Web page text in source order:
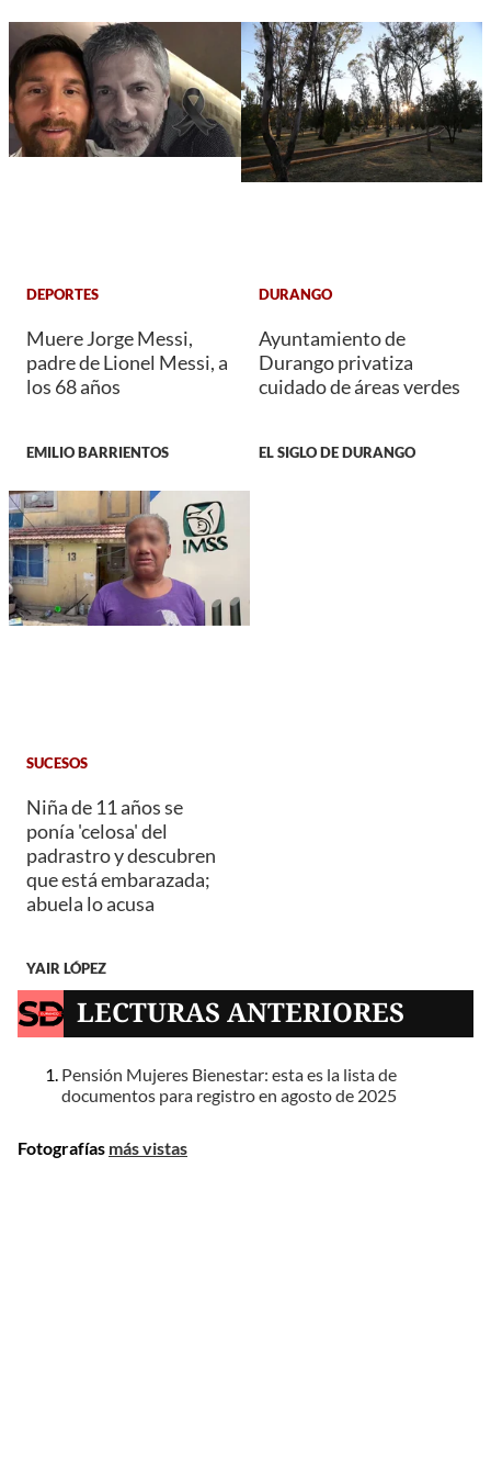
DEPORTES
Muere Jorge Messi,
padre de Lionel Messi, a
los 68 años
EMILIO BARRIENTOS
DURANGO
Ayuntamiento de
Durango privatiza
cuidado de áreas verdes
EL SIGLO DE DURANGO
SUCESOS
Niña de 11 años se
ponía 'celosa' del
padrastro y descubren
que está embarazada;
abuela lo acusa
YAIR LÓPEZ
LECTURAS ANTERIORES
Pensión Mujeres Bienestar: esta es la lista de
documentos para registro en agosto de 2025
Fotografías más vistas